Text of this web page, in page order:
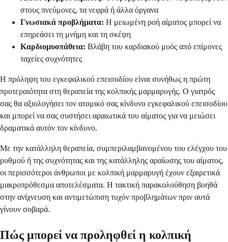
στους πνεύμονες, τα νεφρά ή άλλα όργανα
Γνωσιακά προβλήματα: Η μειωμένη ροή αίματος μπορεί να
επηρεάσει τη μνήμη και τη σκέψη
Καρδιομυοπάθεια: Βλάβη του καρδιακού μυός από επίμονες
ταχείες συχνότητες
Η πρόληψη του εγκεφαλικού επεισοδίου είναι συνήθως η πρώτη
προτεραιότητα στη θεραπεία της κολπικής μαρμαρυγής. Ο γιατρός
σας θα αξιολογήσει τον ατομικό σας κίνδυνο εγκεφαλικού επεισοδίου
και μπορεί να σας συστήσει αραιωτικά του αίματος για να μειώσει
δραματικά αυτόν τον κίνδυνο.
Με την κατάλληλη θεραπεία, συμπεριλαμβανομένου του ελέγχου του
ρυθμού ή της συχνότητας και της κατάλληλης αραίωσης του αίματος,
οι περισσότεροι άνθρωποι με κολπική μαρμαρυγή έχουν εξαιρετικά
μακροπρόθεσμα αποτελέσματα. Η τακτική παρακολούθηση βοηθά
στην ανίχνευση και αντιμετώπιση τυχόν προβλημάτων πριν αυτά
γίνουν σοβαρά.
Πώς μπορεί να προληφθεί η κολπική